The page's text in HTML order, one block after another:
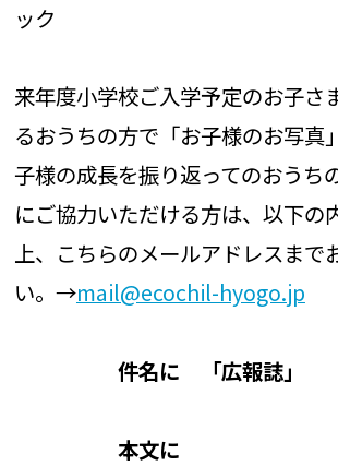
ック
来年度小学校ご入学予定のお子さ
るおうちの方で「お子様のお写真
子様の成長を振り返ってのおうち
にご協力いただける方は、以下の
上、こちらのメールアドレスまで
い。→mail@ecochil-hyogo.jp
件名に 「広報誌」
本文に